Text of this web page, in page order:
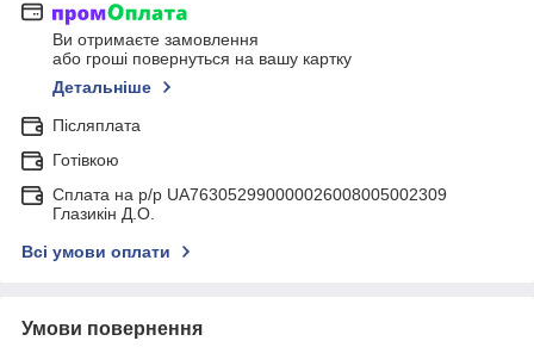
Ви отримаєте замовлення
або гроші повернуться на вашу картку
Детальніше
Післяплата
Готівкою
Сплата на р/р UA763052990000026008005002309
Глазикін Д.О.
Всі умови оплати
Умови повернення